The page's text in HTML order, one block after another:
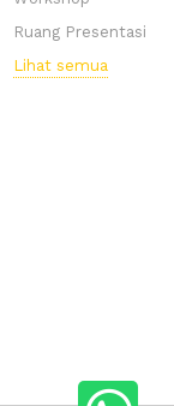
Ruang Presentasi
Lihat semua